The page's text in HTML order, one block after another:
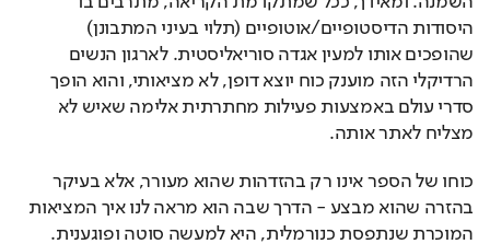
היסודות הדיסטופיים/אוטופיים (תלוי בעיני המתבונן)
שהופכים אותו למעין אגדה סוריאליסטית. לארגון הנשים
הרדיקלי הזה מוענק כוח יוצא דופן, לא מציאותי, והוא הופך
סדרי עולם באמצעות פעילות מחתרתית אלימה שאיש לא
מצליח לאתר אותה.
כוחו של הספר אינו רק בהזדהות שהוא מעורר, אלא בעיקר
בהזרה שהוא מבצע - הדרך שבה הוא מראה לנו איך המציאות
המוכרת שנתפסת כנורמלית, היא למעשה סוטה ופוגענית.